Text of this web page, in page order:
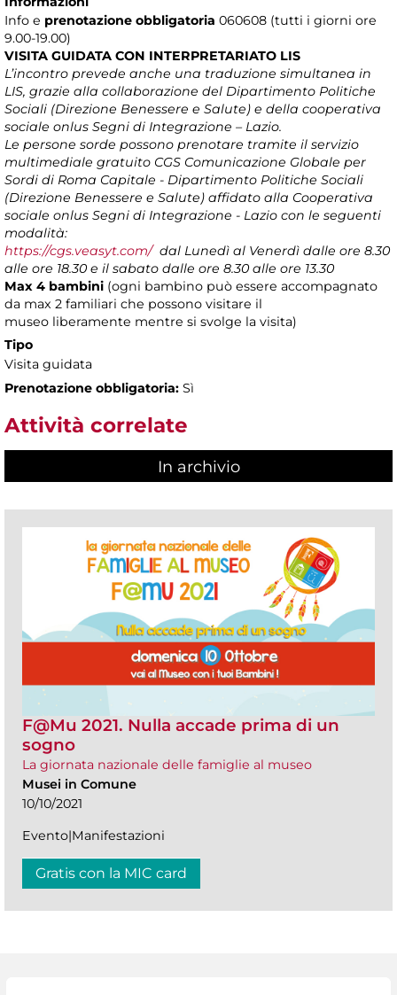
Info e prenotazione obbligatoria 060608 (tutti i giorni ore
9.00-19.00)
VISITA GUIDATA CON INTERPRETARIATO LIS
L’incontro prevede anche una traduzione simultanea in
LIS, grazie alla collaborazione del Dipartimento Politiche
Sociali (Direzione Benessere e Salute) e della cooperativa
sociale onlus Segni di Integrazione – Lazio.
Le persone sorde possono prenotare tramite il servizio
multimediale gratuito CGS Comunicazione Globale per
Sordi di Roma Capitale - Dipartimento Politiche Sociali
(Direzione Benessere e Salute) affidato alla Cooperativa
sociale onlus Segni di Integrazione - Lazio con le seguenti
modalità:
https://cgs.veasyt.com/ dal Lunedì al Venerdì dalle ore 8.30
alle ore 18.30 e il sabato dalle ore 8.30 alle ore 13.30
Max 4 bambini (ogni bambino può essere accompagnato
da max 2 familiari che possono visitare il
museo liberamente mentre si svolge la visita)
Tipo
Visita guidata
Prenotazione obbligatoria: Sì
Attività correlate
In archivio
F@Mu 2021. Nulla accade prima di un
sogno
La giornata nazionale delle famiglie al museo
Musei in Comune
10/10/2021
Evento|Manifestazioni
Gratis con la MIC card